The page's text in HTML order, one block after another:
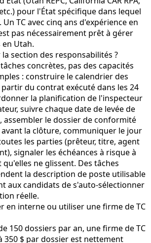
etc.) pour l'État spécifique dans lequel
TC avec cinq ans d'expérience en
pas nécessairement prêt à gérer
Utah.
section des responsabilités ?
concrètes, pas des capacités
: construire le calendrier des
partir du contrat exécuté dans les 24
la planification de l'inspecteur
suivre chaque date de levée de
assembler le dossier de conformité
la clôture, communiquer le jour
les parties (prêteur, titre, agent
signaler les échéances à risque à
qu'elles ne glissent. Des tâches
la description de poste utilisable
aux candidats de s'auto-sélectionner
réelle.
en interne ou utiliser une firme de TC
150 dossiers par an, une firme de TC
350 $ par dossier est nettement